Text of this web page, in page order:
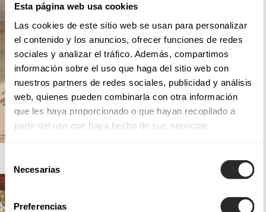
Esta página web usa cookies
Las cookies de este sitio web se usan para personalizar
el contenido y los anuncios, ofrecer funciones de redes
sociales y analizar el tráfico. Además, compartimos
información sobre el uso que haga del sitio web con
nuestros partners de redes sociales, publicidad y análisis
web, quienes pueden combinarla con otra información
que les haya proporcionado o que hayan recopilado a
partir del uso que haya hecho de sus servicios.
de
consentimiento
Necesarias
Preferencias